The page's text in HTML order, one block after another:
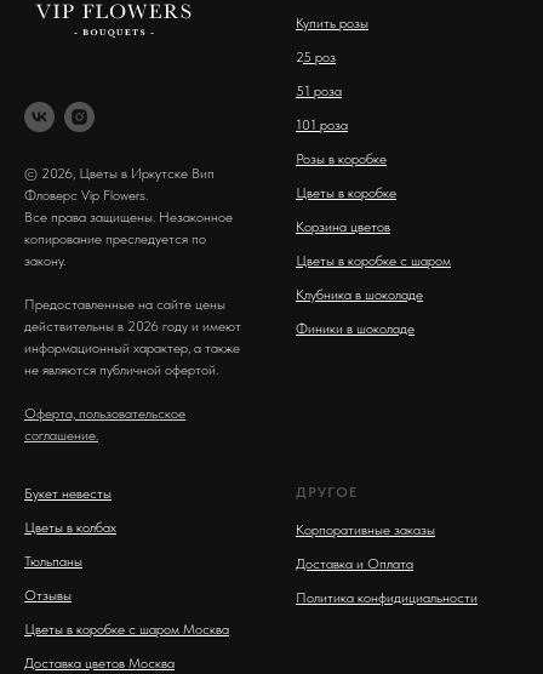
© 2026, Цветы в Иркутске Вип
Фловерс Vip Flowers.
Все права защищены. Незаконное
копирование преследуется по
закону.
Предоставленные на сайте цены
действительны в 2026 году и имеют
информационный характер, а также
не являются публичной офертой.
Оферта, пользовательское
соглашение.
Купить розы
25 роз
51 роза
101 роза
Розы в коробке
Цветы в коробке
Корзина цветов
Цветы в коробке с шаром
Клубника в шоколаде
Финики в шоколаде
Букет невесты
Цветы в колбах
Тюльпаны
Отзывы
Цветы в коробке с шаром Москва
Доставка цветов Москва
ДРУГОЕ
Корпоративные заказы
Доставка и Оплата
Политика конфидициальности